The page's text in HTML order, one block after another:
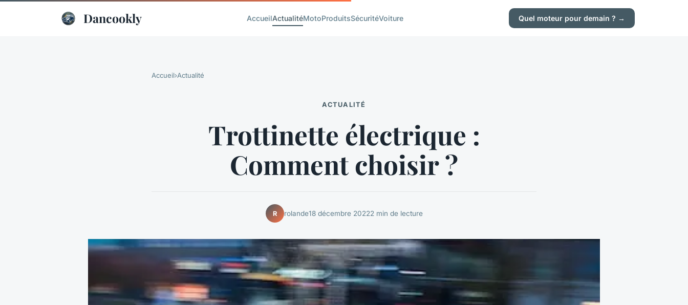
Dancookly AccueilActualitéMotoProduitsSécuritéVoiture Quel moteur pour demain ? →
Accueil›Actualité
ACTUALITÉ
Trottinette électrique :
Comment choisir ?
R rolande18 décembre 20222 min de lecture